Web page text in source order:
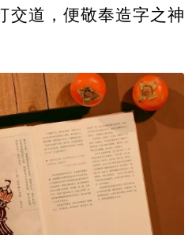
交道，便敬奉造字之神